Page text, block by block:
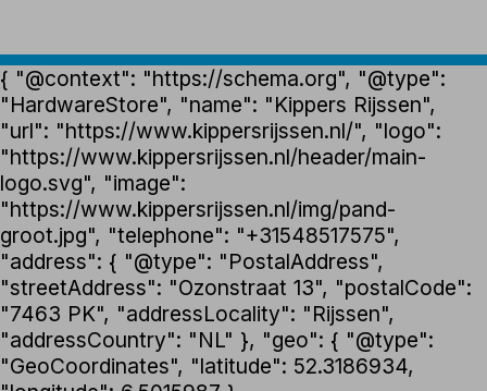
{ "@context": "https://schema.org", "@type":
"HardwareStore", "name": "Kippers Rijssen",
"url": "https://www.kippersrijssen.nl/", "logo":
"https://www.kippersrijssen.nl/header/main-
logo.svg", "image":
"https://www.kippersrijssen.nl/img/pand-
groot.jpg", "telephone": "+31548517575",
"address": { "@type": "PostalAddress",
"streetAddress": "Ozonstraat 13", "postalCode":
"7463 PK", "addressLocality": "Rijssen",
"addressCountry": "NL" }, "geo": { "@type":
"GeoCoordinates", "latitude": 52.3186934,